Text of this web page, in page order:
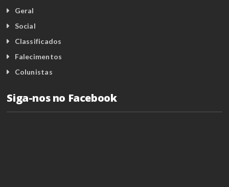
Geral
Social
Classificados
Falecimentos
Colunistas
Siga-nos no Facebook